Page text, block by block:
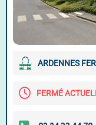
ARDENNES
FERMÉ